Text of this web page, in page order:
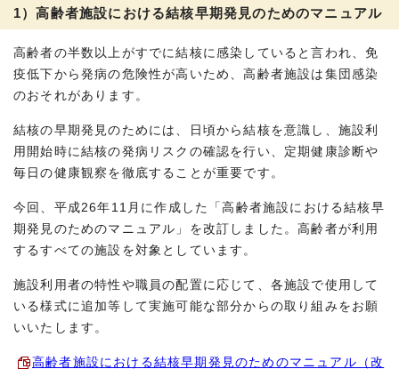
1）高齢者施設における結核早期発見のためのマニュアル
高齢者の半数以上がすでに結核に感染していると言われ、免
疫低下から発病の危険性が高いため、高齢者施設は集団感染
のおそれがあります。
結核の早期発見のためには、日頃から結核を意識し、施設利
用開始時に結核の発病リスクの確認を行い、定期健康診断や
毎日の健康観察を徹底することが重要です。
今回、平成26年11月に作成した「高齢者施設における結核早
期発見のためのマニュアル」を改訂しました。高齢者が利用
するすべての施設を対象としています。
施設利用者の特性や職員の配置に応じて、各施設で使用して
いる様式に追加等して実施可能な部分からの取り組みをお願
いいたします。
高齢者施設における結核早期発見のためのマニュアル（改